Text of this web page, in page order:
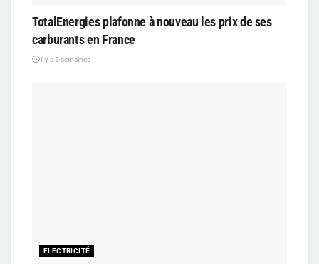
TotalEnergies plafonne à nouveau les prix de ses
carburants en France
il y a 2 semaines
ELECTRICITÉ